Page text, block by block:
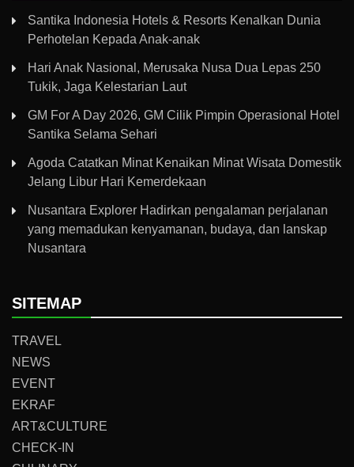
Santika Indonesia Hotels & Resorts Kenalkan Dunia
Perhotelan Kepada Anak-anak
Hari Anak Nasional, Merusaka Nusa Dua Lepas 250
Tukik, Jaga Kelestarian Laut
GM For A Day 2026, GM Cilik Pimpin Operasional Hotel
Santika Selama Sehari
Agoda Catatkan Minat Kenaikan Minat Wisata Domestik
Jelang Libur Hari Kemerdekaan
Nusantara Explorer Hadirkan pengalaman perjalanan
yang memadukan kenyamanan, budaya, dan lanskap
Nusantara
SITEMAP
TRAVEL
NEWS
EVENT
EKRAF
ART&CULTURE
CHECK-IN